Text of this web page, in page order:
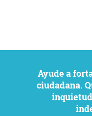
Ayude a fortalecer la participación
ciudadana.